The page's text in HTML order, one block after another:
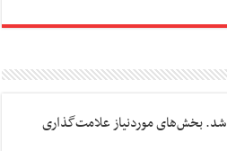
شد.بخش‌های موردنیاز علامت‌گذاری